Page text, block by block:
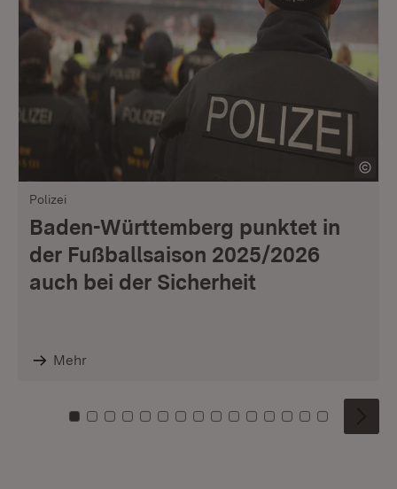
Polizei
Baden-Württemberg punktet in
der Fußballsaison 2025/2026
auch bei der Sicherheit
Mehr
Zu Kachel: 0
Zu Kachel: 1
Zu Kachel: 2
Zu Kachel: 3
Zu Kachel: 4
Zu Kachel: 5
Zu Kachel: 6
Zu Kachel: 7
Zu Kachel: 8
Zu Kachel: 9
Zu Kachel: 10
Zu Kachel: 11
Zu Kachel: 12
Zu Kachel:
Zu